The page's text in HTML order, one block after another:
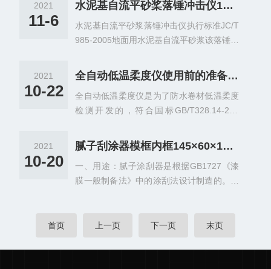
样。试样制备不需专门机械加工，与常规测
试相比，具有测试速度快，试验周期短，方
等特点。使用方法：先用钢板尺测量被测试
样的大体厚度，例如：被测试样大约厚56m
m，用钢板尺先将测厚仪的底板和压盘之间
然后将测厚仪的移动横梁拧紧，轻轻抬起测
间，轻轻放下压盘，使其与试样接触，待百
分表读数稳定后读数，精确到0.1mm。如读
2021
11-6
水泥基自流平砂桨落锤冲击仪1000g
水泥基自流平砂浆落锤冲击仪执行标准JC/T
985-2005地面用水泥基自流平砂浆该落锤冲
冲击试验，该试验机符合C/T985-2005地面
用水泥基自流平砂桨标准要求。落锤装置由
装有水平调节旋钮的钢基和一个悬挂着电磁
铁的竖直钢架，一个导管和1kg±0.015kg金
技术参数:锤体质量：1000g±5g锤体曲率半
误差：&p...
2021
10-22
全自动低温柔度仪使用前的准备工作
全自动低温柔度仪是为了防水卷材低温柔度
检测开发的，符合国标GB/T328.14-200
防水卷材低温柔性》此标准中明确规定低温
柔度测试，必须采用机械自动测试，避免人
为因素产生影响，是检测机构·防水卷材生产
企业检测产品质量必须设备。全自动低温柔
的测量误差。仪表采用了多重保护和隔离设
2021
10-20
腻子刮涂器模框内框145×60×1mm简介
一、用途：腻子涂刮器是根据GB1727《漆
膜一般制备法》中的涂刮法设计制造的。腻
膜，以备测定漆膜的一般性能。二、技术参
首页 上一页 下一页 末页